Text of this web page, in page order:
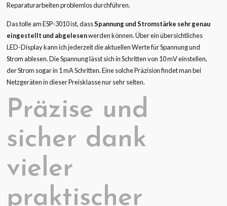
Reparaturarbeiten problemlos durchführen.
Das tolle am ESP-3010 ist, dassSpannung und Stromstärke sehr genau
eingestellt und abgelesenwerden können. Über ein übersichtliches
LED-Display kann ich jederzeit die aktuellen Werte für Spannung und
Strom ablesen. Die Spannung lässt sich in Schritten von 10 mV einstellen,
der Strom sogar in 1 mA Schritten. Eine solche Präzision findet man bei
Netzgeräten in dieser Preisklasse nur sehr selten.
Präzise und
sicher dank
vieler
praktischer